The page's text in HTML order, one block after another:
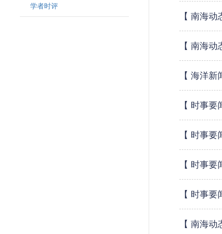
学者时评
【 南海
【 南海
【 海洋
【 时事
【 时事
【 时事
【 时事
【 南海